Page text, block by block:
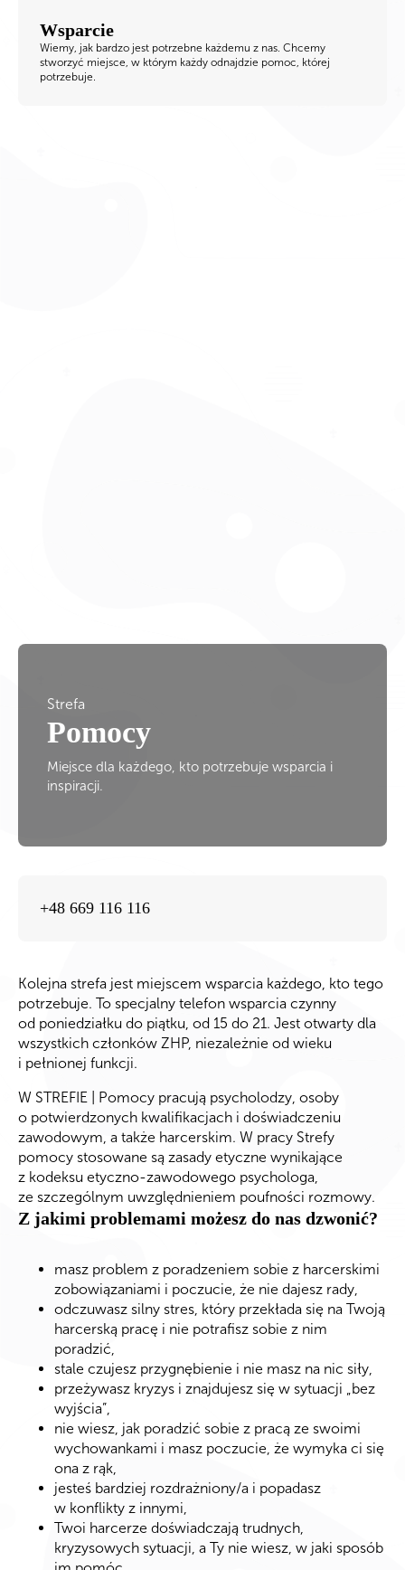
Wsparcie
Wiemy, jak bardzo jest potrzebne każdemu z nas. Chcemy
stworzyć miejsce, w którym każdy odnajdzie pomoc, której
potrzebuje.
Strefa
Pomocy
Miejsce dla każdego, kto potrzebuje wsparcia i
inspiracji.
+48 669 116 116
Kolejna strefa jest miejscem wsparcia każdego, kto tego
potrzebuje. To specjalny telefon wsparcia czynny
od poniedziałku do piątku, od 15 do 21. Jest otwarty dla
wszystkich członków ZHP, niezależnie od wieku
i pełnionej funkcji.
W STREFIE | Pomocy pracują psycholodzy, osoby
o potwierdzonych kwalifikacjach i doświadczeniu
zawodowym, a także harcerskim. W pracy Strefy
pomocy stosowane są zasady etyczne wynikające
z kodeksu etyczno-zawodowego psychologa,
ze szczególnym uwzględnieniem poufności rozmowy.
Z jakimi problemami możesz do nas dzwonić?
masz problem z poradzeniem sobie z harcerskimi
zobowiązaniami i poczucie, że nie dajesz rady,
odczuwasz silny stres, który przekłada się na Twoją
harcerską pracę i nie potrafisz sobie z nim
poradzić,
stale czujesz przygnębienie i nie masz na nic siły,
przeżywasz kryzys i znajdujesz się w sytuacji „bez
wyjścia”,
nie wiesz, jak poradzić sobie z pracą ze swoimi
wychowankami i masz poczucie, że wymyka ci się
ona z rąk,
jesteś bardziej rozdrażniony/a i popadasz
w konflikty z innymi,
Twoi harcerze doświadczają trudnych,
kryzysowych sytuacji, a Ty nie wiesz, w jaki sposób